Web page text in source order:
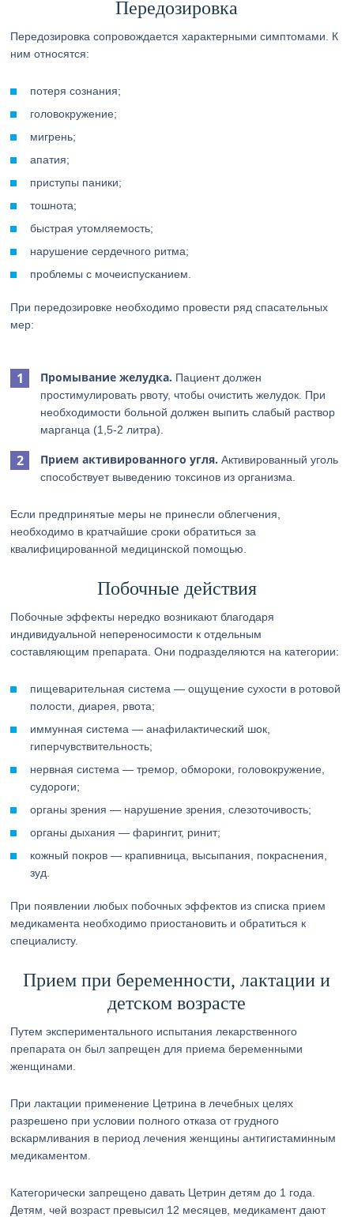
Передозировка
Передозировка сопровождается характерными симптомами. К
ним относятся:
потеря сознания;
головокружение;
мигрень;
апатия;
приступы паники;
тошнота;
быстрая утомляемость;
нарушение сердечного ритма;
проблемы с мочеиспусканием.
При передозировке необходимо провести ряд спасательных
мер:
Промывание желудка. Пациент должен
простимулировать рвоту, чтобы очистить желудок. При
необходимости больной должен выпить слабый раствор
марганца (1,5-2 литра).
Прием активированного угля. Активированный уголь
способствует выведению токсинов из организма.
Если предпринятые меры не принесли облегчения,
необходимо в кратчайшие сроки обратиться за
квалифицированной медицинской помощью.
Побочные действия
Побочные эффекты нередко возникают благодаря
индивидуальной непереносимости к отдельным
составляющим препарата. Они подразделяются на категории:
пищеварительная система — ощущение сухости в ротовой
полости, диарея, рвота;
иммунная система — анафилактический шок,
гиперчувствительность;
нервная система — тремор, обмороки, головокружение,
судороги;
органы зрения — нарушение зрения, слезоточивость;
органы дыхания — фарингит, ринит;
кожный покров — крапивница, высыпания, покраснения,
зуд.
При появлении любых побочных эффектов из списка прием
медикамента необходимо приостановить и обратиться к
специалисту.
Прием при беременности, лактации и
детском возрасте
Путем экспериментального испытания лекарственного
препарата он был запрещен для приема беременными
женщинами.
При лактации применение Цетрина в лечебных целях
разрешено при условии полного отказа от грудного
вскармливания в период лечения женщины антигистаминным
медикаментом.
Категорически запрещено давать Цетрин детям до 1 года.
Детям, чей возраст превысил 12 месяцев, медикамент дают